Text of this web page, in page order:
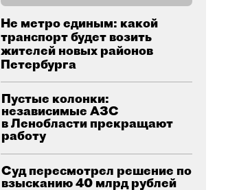
Не метро единым: какой
транспорт будет возить
жителей новых районов
Петербурга
Пустые колонки:
независимые АЗС
в Ленобласти прекращают
работу
Суд пересмотрел решение по
взысканию 40 млрд рублей